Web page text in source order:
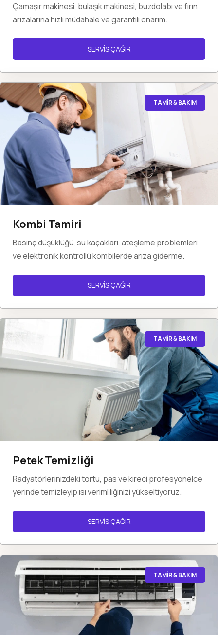
Çamaşır makinesi, bulaşık makinesi, buzdolabı ve fırın
arızalarına hızlı müdahale ve garantili onarım.
SERVİS ÇAĞIR
TAMİR & BAKIM
Kombi Tamiri
Basınç düşüklüğü, su kaçakları, ateşleme problemleri
ve elektronik kontrollü kombilerde arıza giderme.
SERVİS ÇAĞIR
TAMİR & BAKIM
Petek Temizliği
Radyatörlerinizdeki tortu, pas ve kireci profesyonelce
yerinde temizleyip ısı verimliliğinizi yükseltiyoruz.
SERVİS ÇAĞIR
TAMİR & BAKIM